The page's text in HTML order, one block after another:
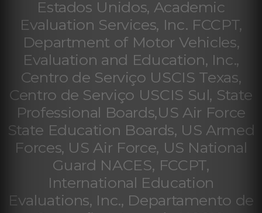
Estados Unidos, Academic
Evaluation Services, Inc. FCCPT,
Department of Motor Vehicles,
Evaluation and Education, Inc.,
Centro de Serviço USCIS Texas,
Centro de Serviço USCIS Sul, State
Professional Boards,US Air Force
State Education Boards, US Armed
Forces, US Air Force, US National
Guard NACES, FCCPT,
International Education
Evaluations, Inc., Departamento de